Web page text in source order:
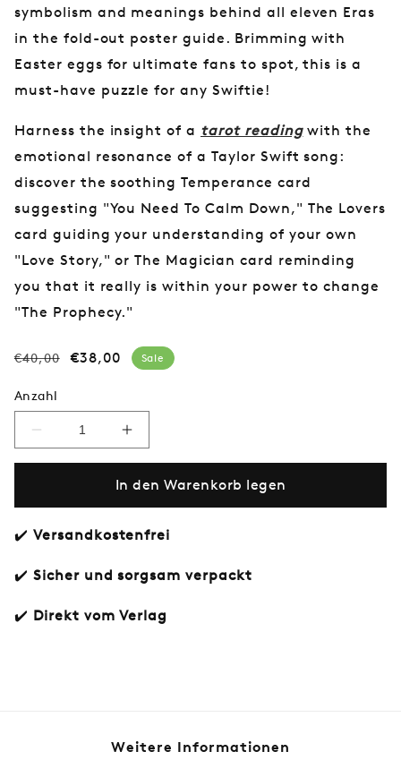
symbolism and meanings behind all eleven Eras
in the fold-out poster guide. Brimming with
Easter eggs for ultimate fans to spot, this is a
must-have puzzle for any Swiftie!
Harness the insight of a tarot readingwith the
emotional resonance of a Taylor Swift song:
discover the soothing Temperance card
suggesting "You Need To Calm Down," The Lovers
card guiding your understanding of your own
"Love Story," or The Magician card reminding
you that it really is within your power to change
"The Prophecy."
Normaler
€40,00
Verkaufspreis
€38,00 Sale
Anzahl
Verringere
die
Set
Erhöhe
die
für
Set
In den Warenkorb legen
✔️ Versandkostenfrei
✔️ Sicher und sorgsam verpackt
✔️ Direkt vom Verlag
Weitere Informationen